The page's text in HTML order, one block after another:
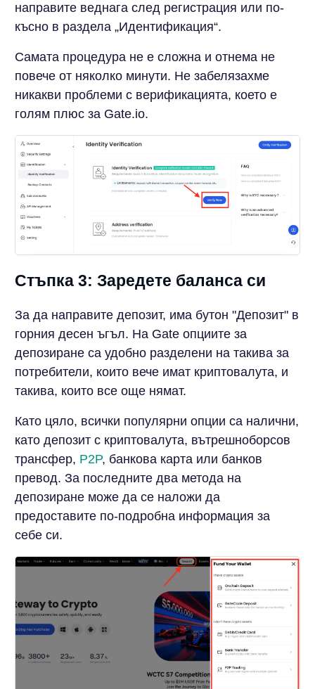
направите веднага след регистрация или по-
късно в раздела „Идентификация“.
Самата процедура не е сложна и отнема не
повече от няколко минути. Не забелязахме
никакви проблеми с верификацията, което е
голям плюс за Gate.io.
Стъпка 3: Заредете баланса си
За да направите депозит, има бутон "Депозит" в
горния десен ъгъл. На Gate опциите за
депозиране са удобно разделени на такива за
потребители, които вече имат криптовалута, и
такива, които все още нямат.
Като цяло, всички популярни опции са налични,
като депозит с криптовалута, вътрешноборсов
трансфер, P2P, банкова карта или банков
превод. За последните два метода на
депозиране може да се наложи да
предоставите по-подробна информация за
себе си.